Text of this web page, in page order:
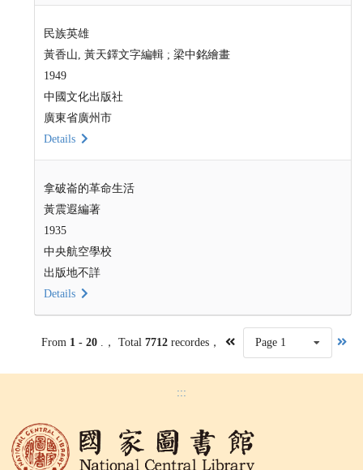
民族英雄
黃香山, 黃天鐸文字編輯 ; 梁中銘繪畫
1949
中國文化出版社
廣東省廣州市
Details
拿破崙的革命生活
黃震遐編著
1935
中央航空學校
出版地不詳
Details
From 1 - 20 .， Total 7712recordes， Page 1
:::